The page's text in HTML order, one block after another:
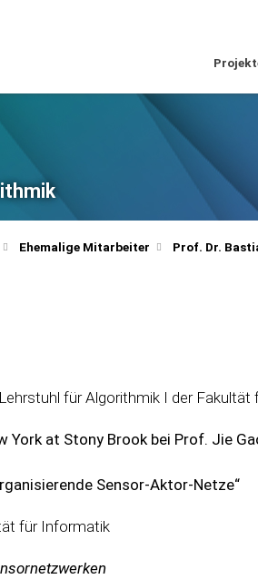
Ehemalige Mitarbeiter Prof. Dr.
für Algorithmik I der
at Stony Brook bei Prof. Jie
Sensor-Aktor-Netze“
für Informatik